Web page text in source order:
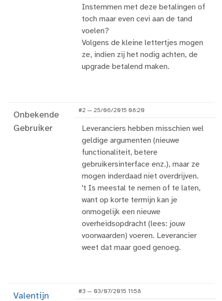
Instemmen met deze betalingen of
toch maar even cevi aan de tand
voelen?
Volgens de kleine lettertjes mogen
ze, indien zij het nodig achten, de
upgrade betalend maken.
Onbekende
Gebruiker
#2 — 25/06/2015 08:20
Leveranciers hebben misschien wel
geldige argumenten (nieuwe
functionaliteit, betere
gebruikersinterface enz.), maar ze
mogen inderdaad niet overdrijven.
't Is meestal te nemen of te laten,
want op korte termijn kan je
onmogelijk een nieuwe
overheidsopdracht (lees: jouw
voorwaarden) voeren. Leverancier
weet dat maar goed genoeg.
Valentijn
#3 — 03/07/2015 11:58